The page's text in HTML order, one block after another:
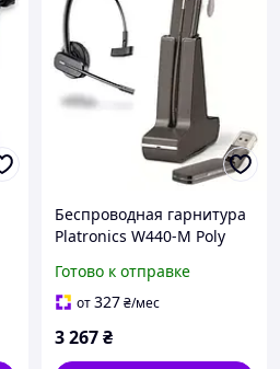
Беспроводная гарнитура
Platronics W440-M Poly
вариантами ношения,
микрофоном с
Готово к отправке
от327₴/мес
3 267₴